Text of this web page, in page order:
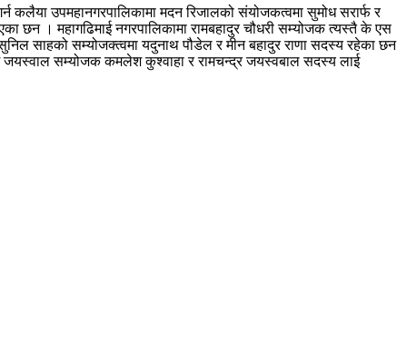
कलैया उपमहानगरपालिकामा मदन रिजालको संयोजकत्वमा सुमोध सरार्फ र
छन । महागढिमाई नगरपालिकामा रामबहादुर चौधरी सम्योजक त्यस्तै के एस
साहको सम्योजक्त्वमा यदुनाथ पौडेल र मीन बहादुर राणा सदस्य रहेका छन
जयस्वाल सम्योजक कमलेश कुश्वाहा र रामचन्द्र जयस्वबाल सदस्य लाई